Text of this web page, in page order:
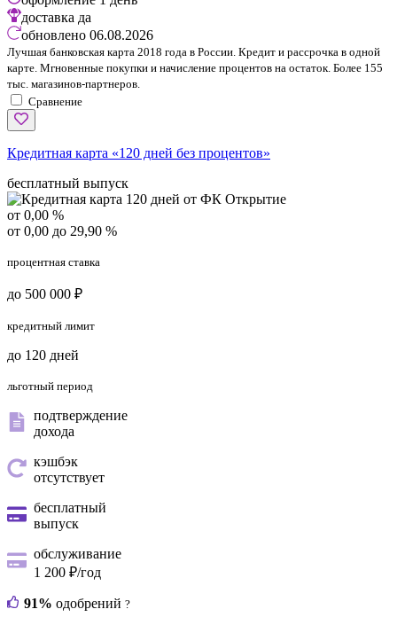
доставка да
обновлено 06.08.2026
Лучшая банковская карта 2018 года в России. Кредит и рассрочка в одной
карте. Мгновенные покупки и начисление процентов на остаток. Более 155
тыс. магазинов-партнеров.
Сравнение
Кредитная карта «120 дней без процентов»
бесплатный выпуск
от 0,00 %
от 0,00 до 29,90 %
процентная ставка
до 500 000 ₽
кредитный лимит
до 120 дней
льготный период
подтверждение
дохода
кэшбэк
отсутствует
бесплатный
выпуск
обслуживание
1 200 ₽/год
91% одобрений ?